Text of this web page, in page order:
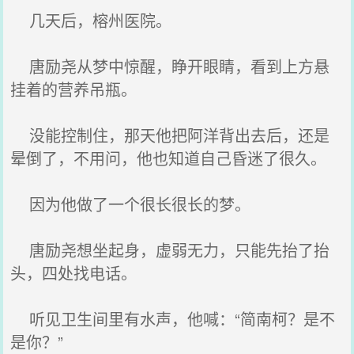
几天后，榕州医院。
唐励尧从梦中惊醒，睁开眼睛，看到上方悬
挂着的营养吊瓶。
没能控制住，那天他把阿洋背出去后，还是
晕倒了，不用问，他也知道自己昏迷了很久。
因为他做了一个很长很长的梦。
唐励尧想坐起身，虚弱无力，只能先抬了抬
头，四处找电话。
听见卫生间里有水声，他喊：“简南柯？是不
是你？”